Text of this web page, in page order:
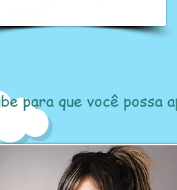
para que você possa